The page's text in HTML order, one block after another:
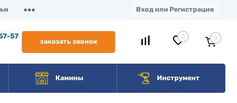
Вход или Регистрация
57
заказать звонок
0 0
Камины Инструмент